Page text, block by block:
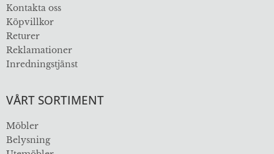
Kontakta oss
Köpvillkor
Returer
Reklamationer
Inredningstjänst
VÅRT SORTIMENT
Möbler
Belysning